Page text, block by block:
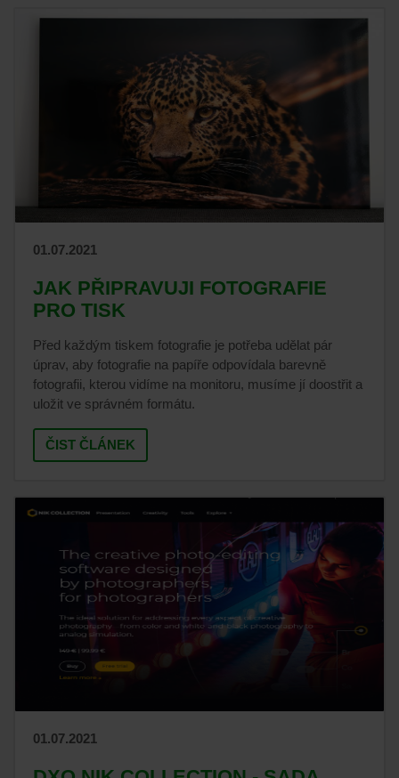
01.07.2021
JAK PŘIPRAVUJI FOTOGRAFIE
PRO TISK
Před každým tiskem fotografie je potřeba udělat pár
úprav, aby fotografie na papíře odpovídala barevně
fotografii, kterou vidíme na monitoru, musíme jí doostřit a
uložit ve správném formátu.
ČIST ČLÁNEK
01.07.2021